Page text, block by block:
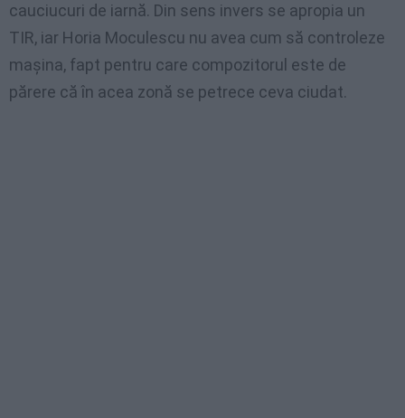
cauciucuri de iarnă. Din sens invers se apropia un
TIR, iar Horia Moculescu nu avea cum să controleze
maşina, fapt pentru care compozitorul este de
părere că în acea zonă se petrece ceva ciudat.